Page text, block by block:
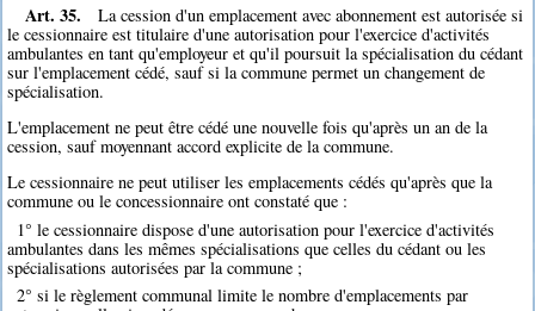
Art. 35.
La cession d'un emplacement avec abonnement est autorisée si
le cessionnaire est titulaire d'une autorisation pour l'exercice d'activités
ambulantes en tant qu'employeur et qu'il poursuit la spécialisation du cédant
sur l'emplacement cédé, sauf si la commune permet un changement de
spécialisation.
L'emplacement ne peut être cédé une nouvelle fois qu'après un an de la
cession, sauf moyennant accord explicite de la commune.
Le cessionnaire ne peut utiliser les emplacements cédés qu'après que la
commune ou le concessionnaire ont constaté que :
1° le cessionnaire dispose d'une autorisation pour l'exercice d'activités
ambulantes dans les mêmes spécialisations que celles du cédant ou les
spécialisations autorisées par la commune ;
2° si le règlement communal limite le nombre d'emplacements par